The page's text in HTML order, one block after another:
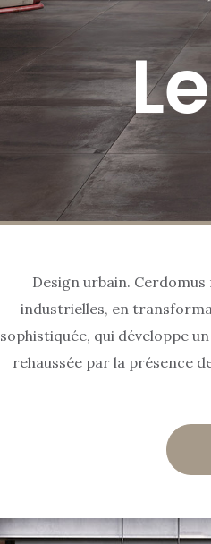
Design urbain.
industrielles, en
sophistiquée, qui développe
rehaussée par la présence